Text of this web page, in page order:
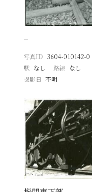
−
写真ID 3604-010142-0
駅 なし 路線 なし
撮影日
不明